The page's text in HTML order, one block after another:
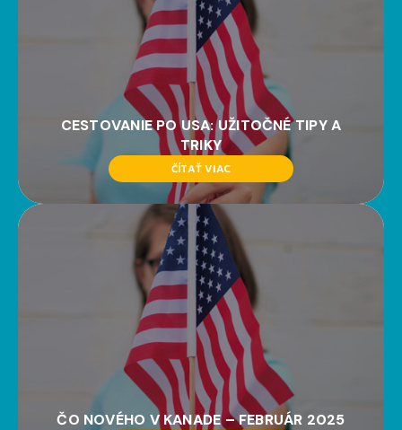
CESTOVANIE PO USA: UŽITOČNÉ TIPY A
TRIKY
ČÍTAŤ VIAC
ČO NOVÉHO V KANADE – FEBRUÁR 2025